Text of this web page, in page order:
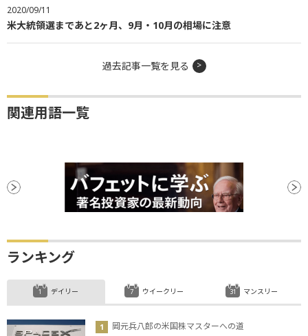
2020/09/11
米大統領選まであと2ヶ月、9月・10月の相場に注意
過去記事一覧を見る
関連用語一覧
ランキング
デイリー
岡元兵八郎の米国株マスターへの道
ウイークリー マンスリー